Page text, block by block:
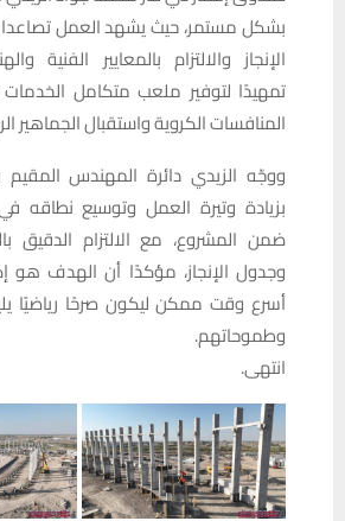
بشكل مستمر، حيث يشهد العمل
الإنجاز والالتزام بالمعايير الفنية
تمهيدًا لتوفير ملعب متكامل
المنافسات الكروية واستقبال الجماهير
ووجّه الزيدي دائرة المهندس المقيم
بزيادة وتيرة العمل وتوسيع نطاقه
ضمن المشروع، مع الالتزام الدقيق
وجدول الإنجاز، مؤكدًا أن الهدف
أسرع وقت ممكن ليكون صرحًا رياضيًا
وطموحاتهم.
انتهى.